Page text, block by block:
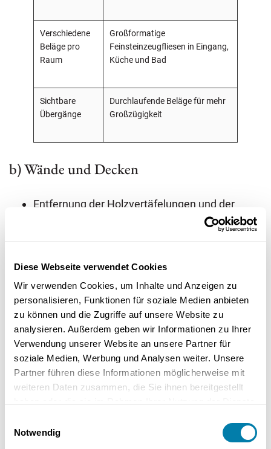
Diese Webseite verwendet Cookies
Wir verwenden Cookies, um Inhalte und Anzeigen zu
personalisieren, Funktionen für soziale Medien anbieten
zu können und die Zugriffe auf unsere Website zu
analysieren. Außerdem geben wir Informationen zu Ihrer
Verwendung unserer Website an unsere Partner für
soziale Medien, Werbung und Analysen weiter. Unsere
Partner führen diese Informationen möglicherweise mit
weiteren Daten zusammen, die Sie ihnen bereitgestellt
Notwendig
Verschiedene
Beläge pro
Raum
Großformatige
Feinsteinzeugfliesen in Eingang,
Küche und Bad
Sichtbare
Übergänge
Durchlaufende Beläge für mehr
Großzügigkeit
b) Wände und Decken
Entfernung der Holzvertäfelungen und der
Münchner Stil
Viel Weiß und gebrochene Naturtöne
Einzelne farbige Akzentwände als
Gestaltungselement
c) Innentüren
Austausch der alten, dunklen Furniertüren
Teilweise Glasfelder für eine bessere